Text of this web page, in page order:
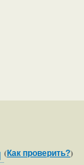
(Как проверить?)